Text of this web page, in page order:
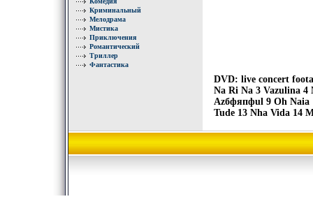
Криминальный
Мелодрама
Мистика
Приключения
Романтический
Триллер
Фантастика
DVD: live concert
Na Ri Na 3 Vazulina 4
Azбфяпфul 9 Oh Naia
Tude 13 Nha Vida 14